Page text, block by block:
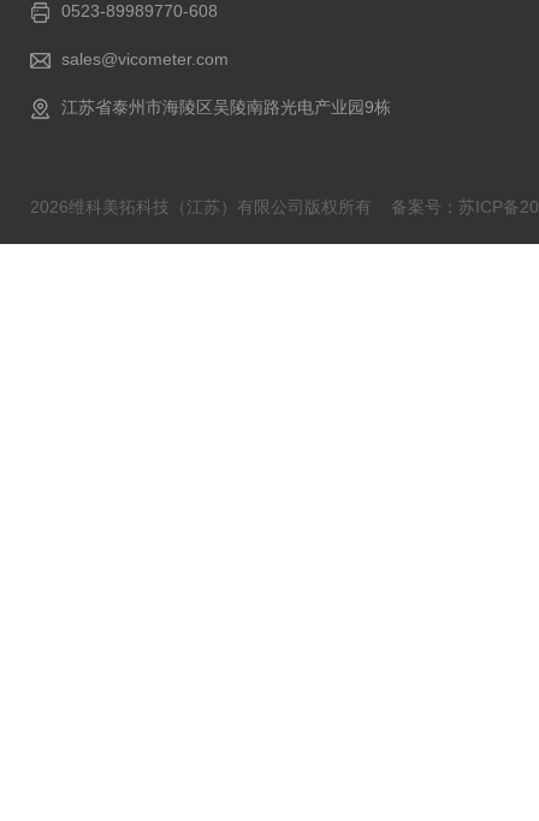
0523-89989770-608
sales@vicometer.com
江苏省泰州市海陵区吴陵南路光电产业园9栋
2026维科美拓科技（江苏）有限公司版权所有 备案号：苏ICP备